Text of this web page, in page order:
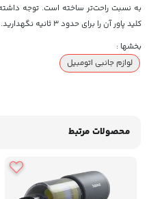
به نسبت راحت‌تر ساخته است. توجه داشته
کلید پاور آن را برای حدود 3 ثانیه نگهدارید.
بخشها :
لوازم جانبی اتومبیل
محصولات مرتبط